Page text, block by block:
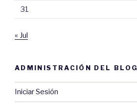
31
« Jul
ADMINISTRACIÓN DEL BLOG
Iniciar Sesión